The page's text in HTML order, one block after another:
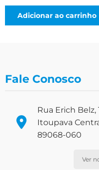
Adicionar ao carrinho
Fale Conosco
Rua Erich Belz,
Itoupava
89068-060
Ver